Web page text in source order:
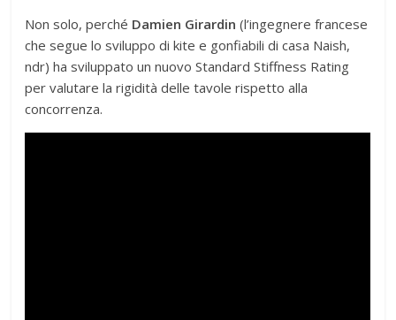
Non solo, perché Damien Girardin (l’ingegnere francese
che segue lo sviluppo di kite e gonfiabili di casa Naish,
ndr) ha sviluppato un nuovo Standard Stiffness Rating
per valutare la rigidità delle tavole rispetto alla
concorrenza.